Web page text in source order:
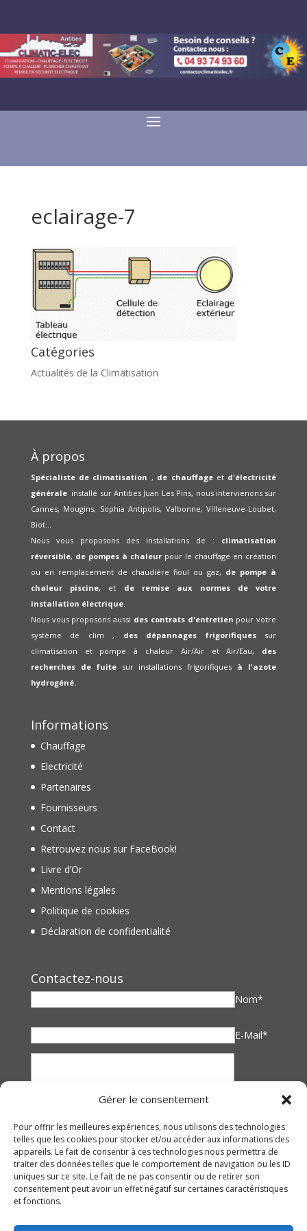
Gérer le consentement
Pour offrir les meilleures expériences, nous utilisons des technologies
telles que les cookies pour stocker et/ou accéder aux informations des
appareils. Le fait de consentir à ces technologies nous permettra de
traiter des données telles que le comportement de navigation ou les ID
uniques sur ce site. Le fait de ne pas consentir ou de retirer son
consentement peut avoir un effet négatif sur certaines caractéristiques
et fonctions.
eclairage-7
Catégories
Actualités de la Climatisation
À propos
Spécialiste de climatisation , de chauffageet d'électricité
générale installé sur Antibes Juan Les Pins, nous intervienons sur
Cannes, Mougins, Sophia Antipolis, Valbonne, Villeneuve-Loubet,
Biot...
Nous vous proposons des installations de : climatisation
réversible, de pompes à chaleurpour le chauffage en création
ou en remplacement de chaudière fioul ou gaz, de pompe à
chaleur piscine, et de remise aux normes de votre
installation électrique.
Nous vous proposons aussi des contrats d'entretien pour votre
système de clim , des dépannages frigorifiquessur
climatisation et pompe à chaleur Air/Air et Air/Eau, des
recherches de fuite sur installations frigorifiques à l'azote
hydrogéné.
Informations
Chauffage
Electricité
Partenaires
Fournisseurs
Contact
Retrouvez nous sur FaceBook!
Livre d’Or
Mentions légales
Politique de cookies
Déclaration de confidentialité
Contactez-nous
Nom*
E-Mail*